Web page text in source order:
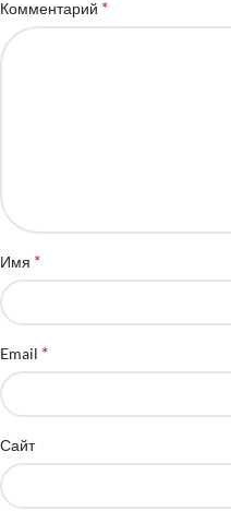
Комментарий *
Имя *
Email *
Сайт